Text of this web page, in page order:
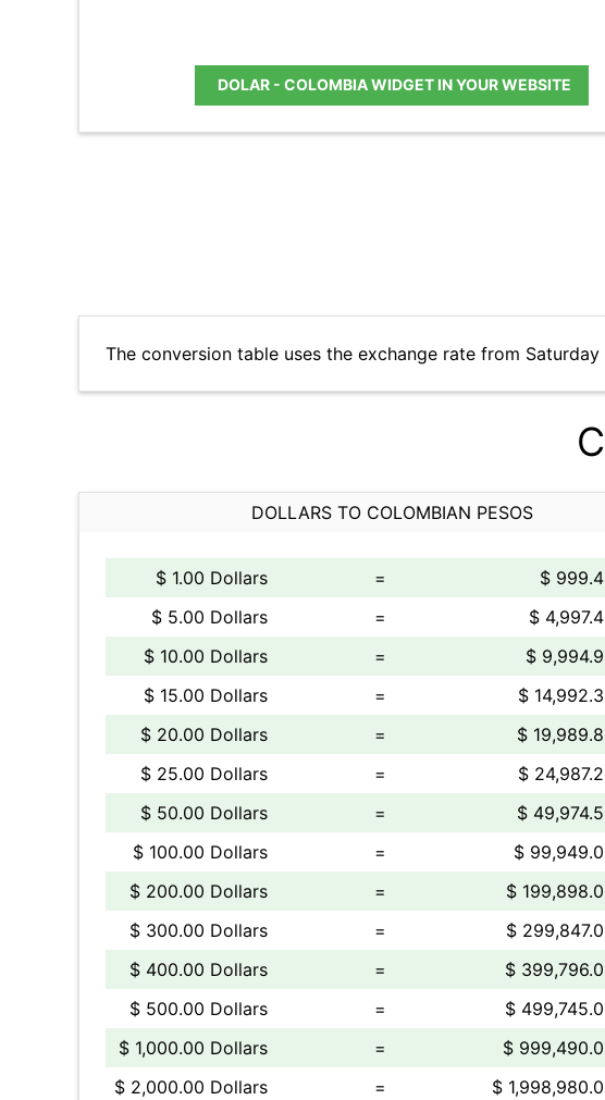
DOLAR - COLOMBIA WIDGET IN YOUR WEBSITE
The conversion table uses the exchange rate from
DOLLARS TO COLOMBIAN PESOS
$ 1.00 Dollars =
$
$ 5.00 Dollars
=
$
$ 10.00 Dollars
=
$
$ 15.00 Dollars
=
$
$ 20.00 Dollars
=
$
$ 25.00 Dollars
=
$
$ 50.00 Dollars
=
$
$ 100.00 Dollars
=
$
$ 200.00 Dollars
=
$
$ 300.00 Dollars
=
$
$ 400.00 Dollars
=
$
$ 500.00 Dollars
=
$
$ 1,000.00 Dollars
=
$
$ 2,000.00 Dollars
= $